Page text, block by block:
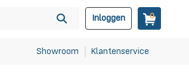
Inloggen 0
Showroom Klantenservice